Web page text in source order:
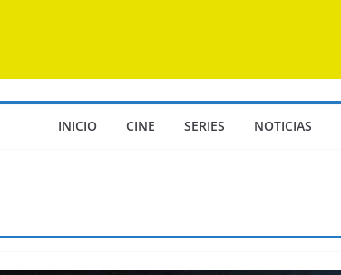
INICIO CINE SERIES NOTICIAS